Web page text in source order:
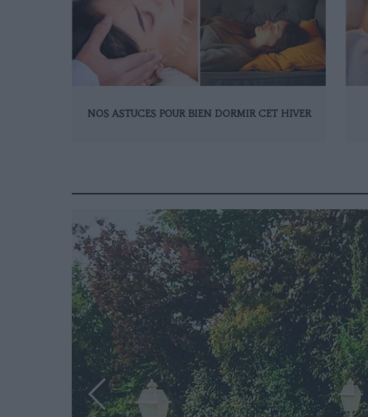
NOS ASTUCES POUR BIEN DORMIR CET HIVER